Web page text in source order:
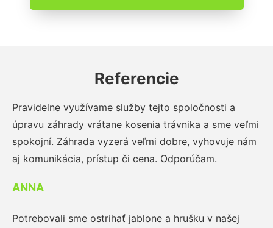
Referencie
Pravidelne využívame služby tejto spoločnosti a
úpravu záhrady vrátane kosenia trávnika a sme veľmi
spokojní. Záhrada vyzerá veľmi dobre, vyhovuje nám
aj komunikácia, prístup či cena. Odporúčam.
ANNA
Potrebovali sme ostrihať jablone a hrušku v našej